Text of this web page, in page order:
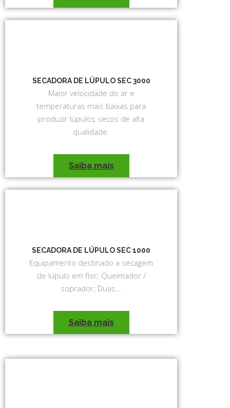
SECADORA DE LÚPULO SEC 3000
Maior velocidade do ar e
temperaturas mais baixas para
produzir lúpulos secos de alta
qualidade.
Saiba mais
SECADORA DE LÚPULO SEC 1000
Equipamento destinado a secagem
de lúpulo em flor; Queimador /
soprador; Duas...
Saiba mais